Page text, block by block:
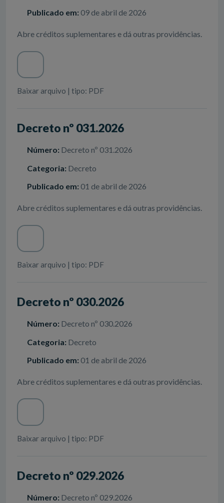
Publicado em: 09 de abril de 2026
Abre créditos suplementares e dá outras providências.
Baixar arquivo | tipo: PDF
Decreto nº 031.2026
Número: Decreto nº 031.2026
Categoria: Decreto
Publicado em: 01 de abril de 2026
Abre créditos suplementares e dá outras providências.
Baixar arquivo | tipo: PDF
Decreto nº 030.2026
Número: Decreto nº 030.2026
Categoria: Decreto
Publicado em: 01 de abril de 2026
Abre créditos suplementares e dá outras providências.
Baixar arquivo | tipo: PDF
Decreto nº 029.2026
Número: Decreto nº 029.2026